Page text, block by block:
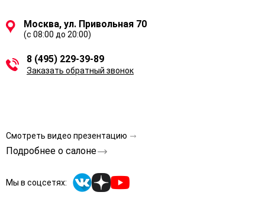
Москва, ул. Привольная 70
(с 08:00 до 20:00)
8 (495) 229-39-89
Заказать обратный звонок
Смотреть видео презентацию
Подробнее о салоне
Мы в соцсетях: